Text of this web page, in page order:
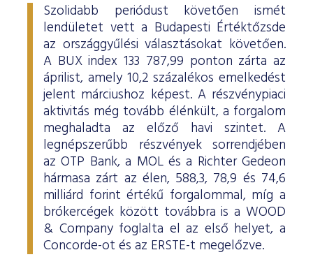
Szolidabb periódust követően ismét
lendületet vett a Budapesti Értéktőzsde
az országgyűlési választásokat követően.
A BUX index 133 787,99 ponton zárta az
áprilist, amely 10,2 százalékos emelkedést
jelent márciushoz képest. A részvénypiaci
aktivitás még tovább élénkült, a forgalom
meghaladta az előző havi szintet. A
legnépszerűbb részvények sorrendjében
az OTP Bank, a MOL és a Richter Gedeon
hármasa zárt az élen, 588,3, 78,9 és 74,6
milliárd forint értékű forgalommal, míg a
brókercégek között továbbra is a WOOD
& Company foglalta el az első helyet, a
Concorde-ot és az ERSTE-t megelőzve.